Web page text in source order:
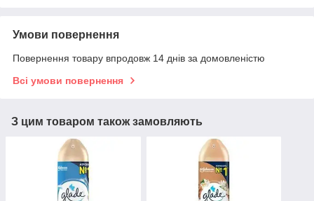
Умови повернення
Повернення товару впродовж 14 днів за домовленістю
Всі умови повернення
З цим товаром також замовляють